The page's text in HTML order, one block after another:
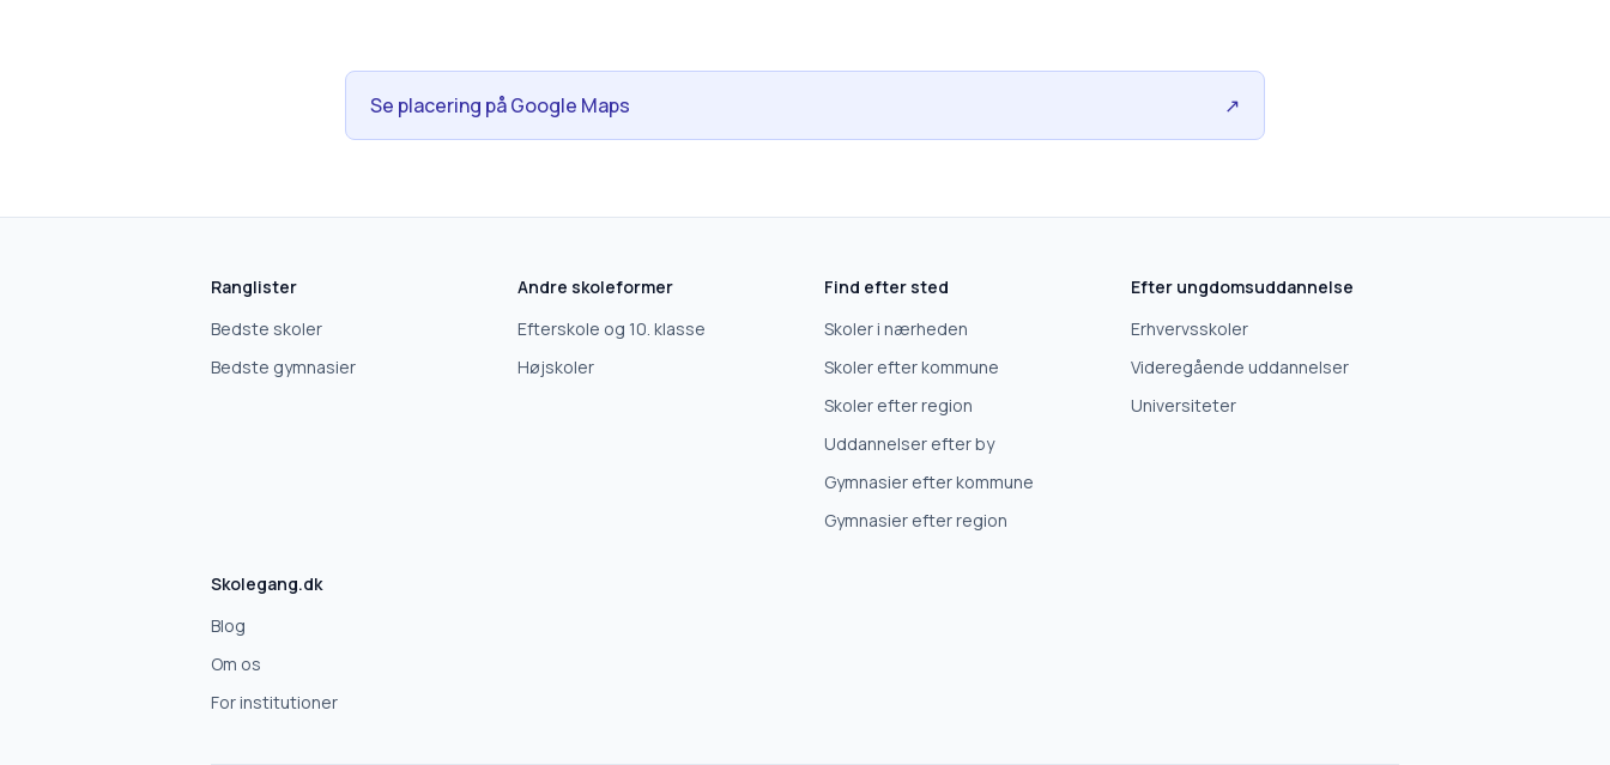
Se placering på Google Maps ↗
Ranglister
Bedste skoler
Bedste gymnasier
Andre skoleformer
Efterskole og 10. klasse
Højskoler
Find efter sted
Skoler i nærheden
Skoler efter kommune
Skoler efter region
Uddannelser efter by
Gymnasier efter kommune
Gymnasier efter region
Efter ungdomsuddannelse
Erhvervsskoler
Videregående uddannelser
Universiteter
Skolegang.dk
Blog
Om os
For institutioner